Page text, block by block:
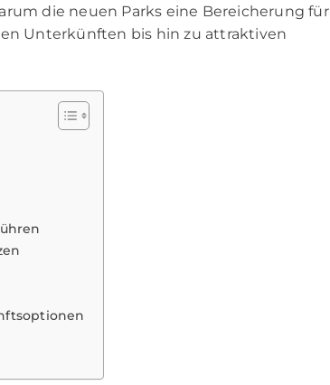
die neuen Parks eine Bereicherung für
Unterkünften bis hin zu attraktiven